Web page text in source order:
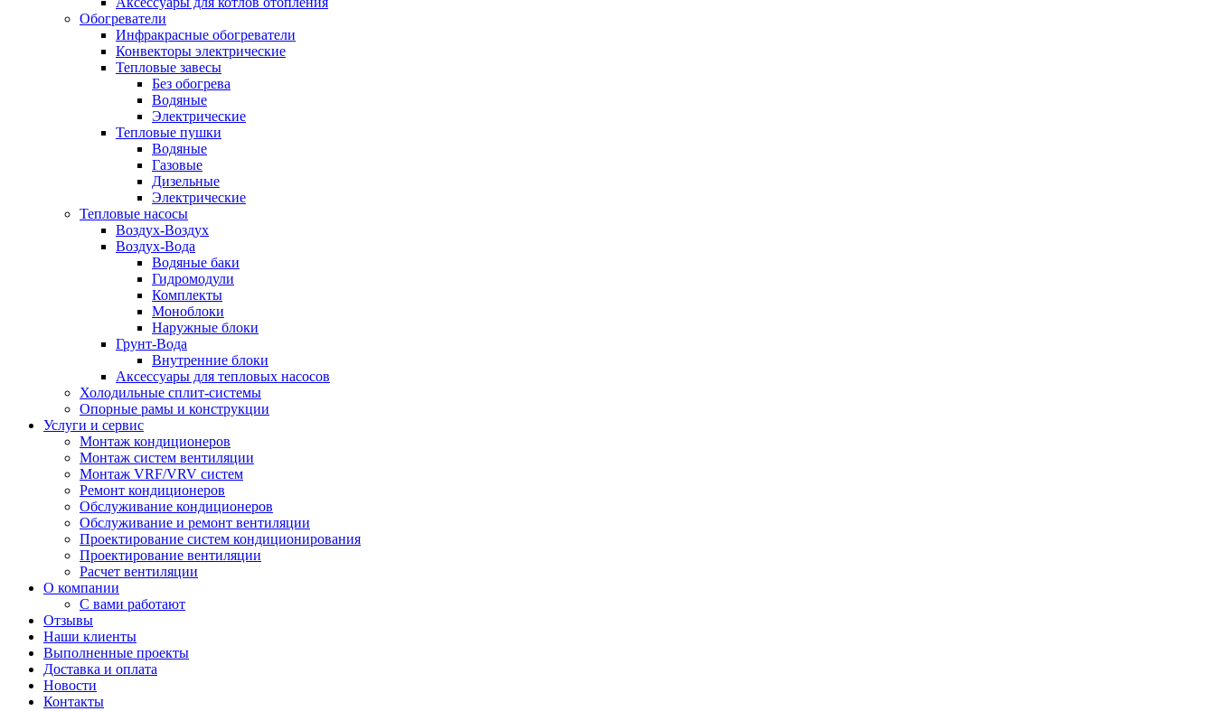
Обогреватели
Инфракрасные обогреватели
Конвекторы электрические
Тепловые завесы
Без обогрева
Водяные
Электрические
Тепловые пушки
Водяные
Газовые
Дизельные
Электрические
Тепловые насосы
Воздух-Воздух
Воздух-Вода
Водяные баки
Гидромодули
Комплекты
Моноблоки
Наружные блоки
Грунт-Вода
Внутренние блоки
Аксессуары для тепловых насосов
Холодильные сплит-системы
Опорные рамы и конструкции
Услуги и сервис
Монтаж кондиционеров
Монтаж систем вентиляции
Монтаж VRF/VRV систем
Ремонт кондиционеров
Обслуживание кондиционеров
Обслуживание и ремонт вентиляции
Проектирование систем кондиционирования
Проектирование вентиляции
Расчет вентиляции
О компании
С вами работают
Отзывы
Наши клиенты
Выполненные проекты
Доставка и оплата
Новости
Контакты